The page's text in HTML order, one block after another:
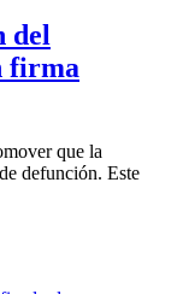
del
firma
que la
defunción. Este